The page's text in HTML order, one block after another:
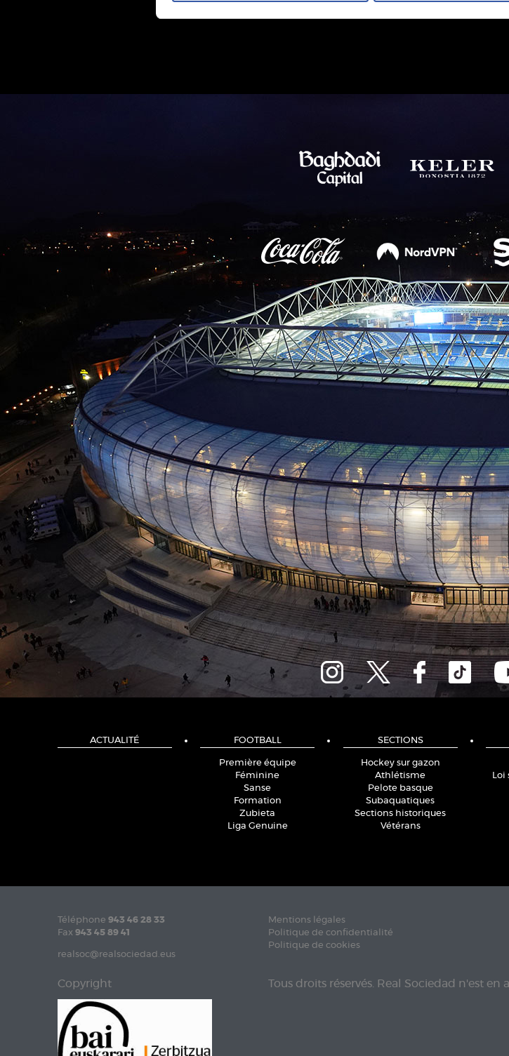
ACTUALITÉ FOOTBALL
Première équipe
Féminine
Sanse
Formation
Zubieta
Liga Genuine
SECTIONS
Hockey sur gazon
Athlétisme
Pelote basque
Subaquatiques
Sections historiques
Vétérans
Loi
Téléphone 943 46 28 33
Fax 943 45 89 41
realsoc@realsociedad.eus
Mentions légales
Politique de confidentialité
Politique de cookies
Copyright Tous droits réservés. Real Sociedad n'est